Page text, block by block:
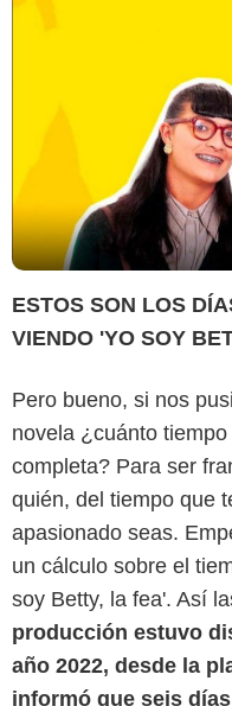
ESTOS SON LOS
VIENDO 'YO SOY
Pero bueno, si nos
novela ¿cuánto
completa? Para ser
quién, del tiempo que
apasionado seas.
un cálculo sobre el
soy Betty, la fea'. Así
producción estuvo
año 2022, desde la
informó que seis